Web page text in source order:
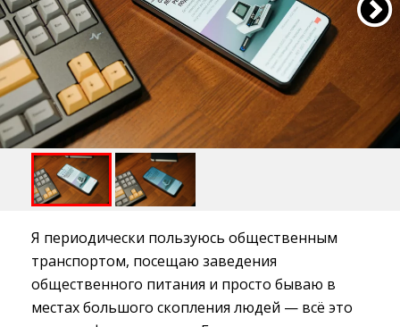
Я периодически пользуюсь общественным
транспортом, посещаю заведения
общественного питания и просто бываю в
местах большого скопления людей — всё это